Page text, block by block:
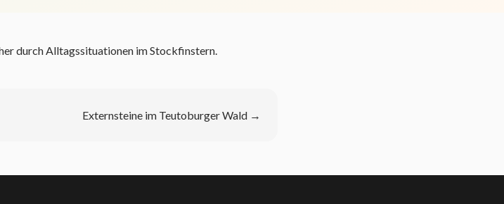
durch Alltagssituationen im Stockfinstern.
Externsteine im Teutoburger Wald →